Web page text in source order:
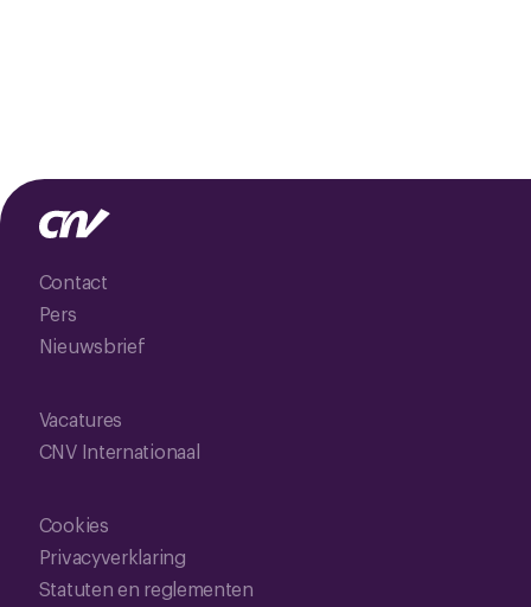
Contact
Pers
Nieuwsbrief
Vacatures
CNV Internationaal
Cookies
Privacyverklaring
Statuten en reglementen